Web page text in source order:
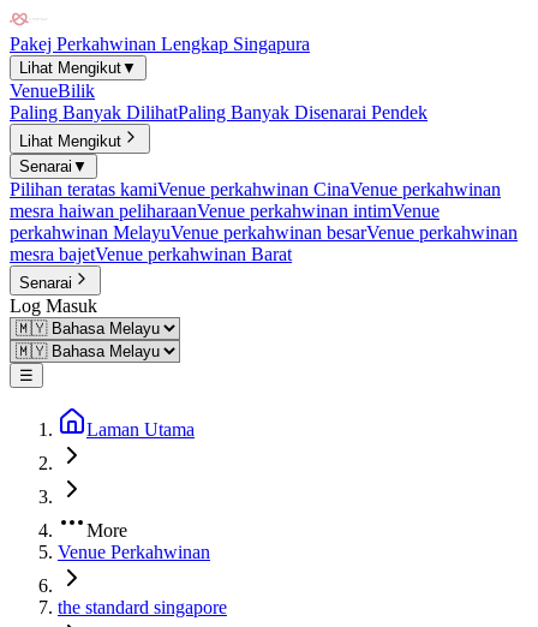
Pakej Perkahwinan Lengkap Singapura
Lihat Mengikut▼
VenueBilik
Paling Banyak DilihatPaling Banyak Disenarai Pendek
Lihat Mengikut
Senarai ▼
Pilihan teratas kamiVenue perkahwinan CinaVenue perkahwinan
mesra haiwan peliharaanVenue perkahwinan intimVenue
perkahwinan MelayuVenue perkahwinan besarVenue perkahwinan
mesra bajetVenue perkahwinan Barat
Senarai
Log Masuk
☰
Laman Utama
More
Venue Perkahwinan
the standard singapore